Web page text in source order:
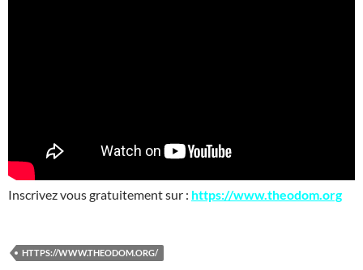
Inscrivez vous gratuitement sur : https://www.theodom.org
HTTPS://WWW.THEODOM.ORG/